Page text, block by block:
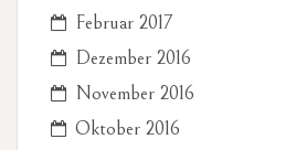
Februar 2017
Dezember 2016
November 2016
Oktober 2016